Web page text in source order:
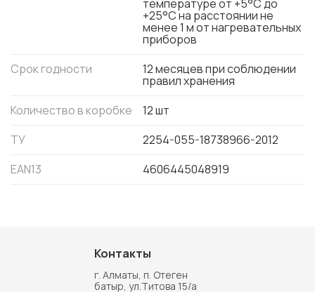
температуре от +5°C до
+25°C на расстоянии не
менее 1 м от нагревательных
приборов
Срок годности
12 месяцев при соблюдении
правил хранения
Количество в коробке
12 шт
ТУ
2254-055-18738966-2012
EAN13
4606445048919
Контакты
г. Алматы, п. Отеген
батыр, ул.Титова 15/а